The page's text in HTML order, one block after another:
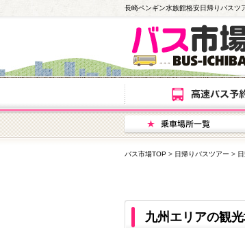
長崎ペンギン水族館格安日帰りバスツ
バス市場TOP > 日帰りバスツアー >
九州エリアの観